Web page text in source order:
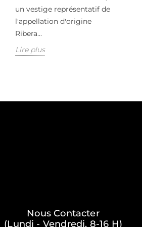
un vestige représentatif de
l'appellation d'origine
Ribera...
Lire plus
Nous Contacter
(Lundi - Vendredi, 8-16 H)